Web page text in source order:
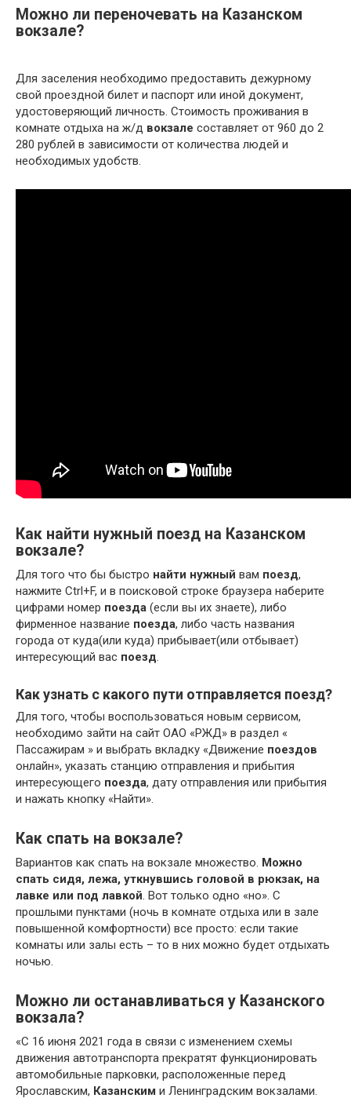
Можно ли переночевать на Казанском
вокзале?
Для заселения необходимо предоставить дежурному
свой проездной билет и паспорт или иной документ,
удостоверяющий личность. Стоимость проживания в
комнате отдыха на ж/д вокзале составляет от 960 до 2
280 рублей в зависимости от количества людей и
необходимых удобств.
Как найти нужный поезд на Казанском
вокзале?
Для того что бы быстро найти нужный вам поезд,
нажмите Ctrl+F, и в поисковой строке браузера наберите
цифрами номер поезда (если вы их знаете), либо
фирменное название поезда, либо часть названия
города от куда(или куда) прибывает(или отбывает)
интересующий вас поезд.
Как узнать с какого пути отправляется поезд?
Для того, чтобы воспользоваться новым сервисом,
необходимо зайти на сайт ОАО «РЖД» в раздел «
Пассажирам » и выбрать вкладку «Движение поездов
онлайн», указать станцию отправления и прибытия
интересующего поезда, дату отправления или прибытия
и нажать кнопку «Найти».
Как спать на вокзале?
Вариантов как спать на вокзале множество. Можно
спать сидя, лежа, уткнувшись головой в рюкзак, на
лавке или под лавкой. Вот только одно «но». С
прошлыми пунктами (ночь в комнате отдыха или в зале
повышенной комфортности) все просто: если такие
комнаты или залы есть – то в них можно будет отдыхать
ночью.
Можно ли останавливаться у Казанского
вокзала?
«С 16 июня 2021 года в связи с изменением схемы
движения автотранспорта прекратят функционировать
автомобильные парковки, расположенные перед
Ярославским, Казанским и Ленинградским вокзалами.